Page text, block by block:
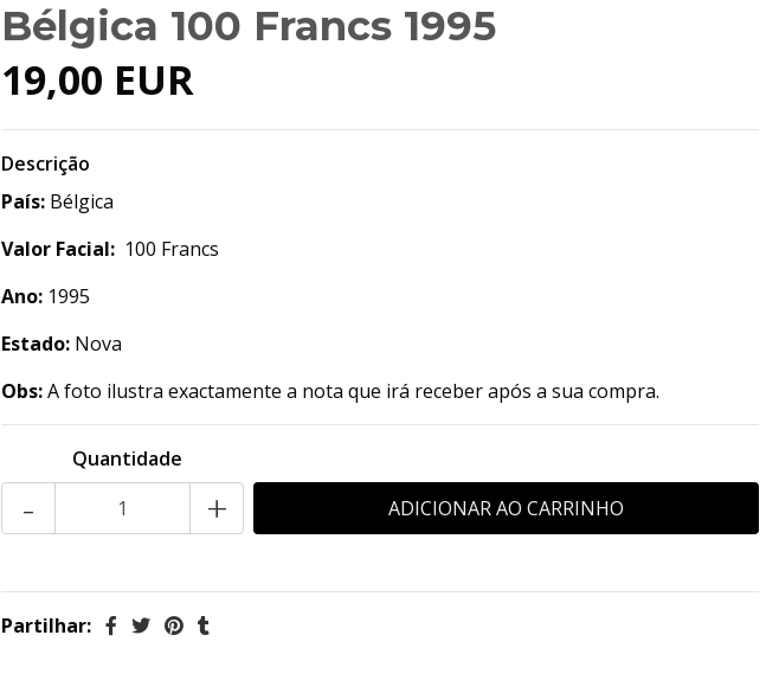
Bélgica 100 Francs 1995
19,00 EUR
Descrição
País: Bélgica
Valor Facial: 100 Francs
Ano: 1995
Estado: Nova
Obs:A foto ilustra exactamente a nota que irá receber após a sua compra.
Quantidade
- +
Partilhar: